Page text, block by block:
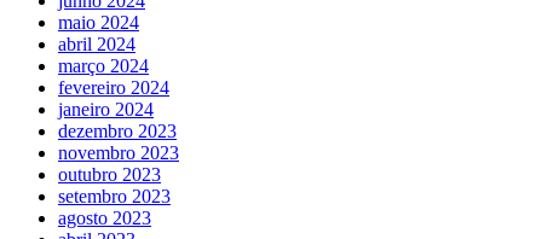
maio 2024
abril 2024
março 2024
fevereiro 2024
janeiro 2024
dezembro 2023
novembro 2023
outubro 2023
setembro 2023
agosto 2023